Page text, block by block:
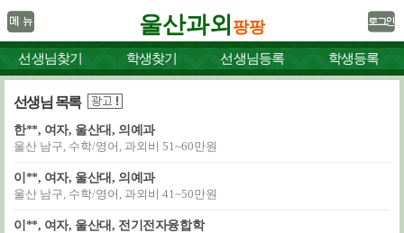
울산과외 팡팡
선생님찾기 학생찾기 선생님등록 학생등록
선생님 목록
한**, 여자, 울산대, 의예과
울산 남구, 수학/영어, 과외비 51~60만원
이**, 여자, 울산대, 의예과
울산 남구, 수학/영어, 과외비 41~50만원
이**, 여자, 울산대, 전기전자융합학